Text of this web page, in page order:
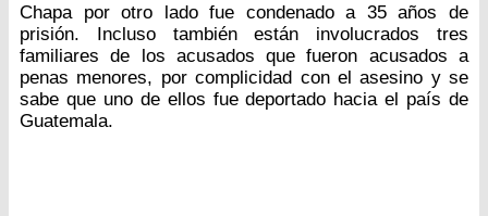
Chapa por otro lado fue condenado a 35 años de
prisión. Incluso también están involucrados tres
familiares de los acusados que fueron acusados a
penas menores, por complicidad con el asesino y se
sabe que uno de ellos fue deportado hacia el país de
Guatemala.